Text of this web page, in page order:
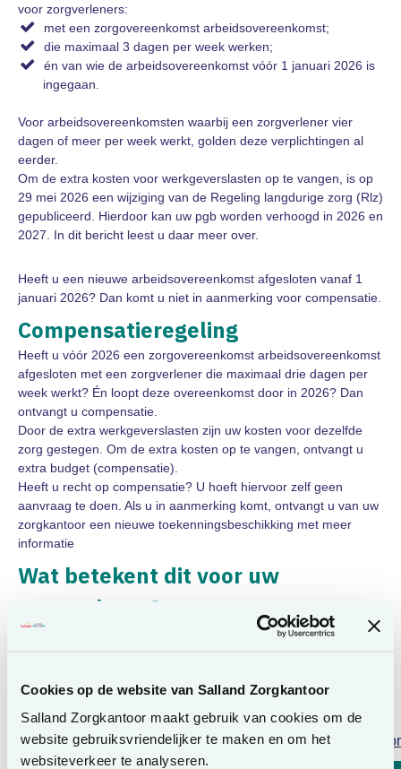
Cookies op de website van Salland Zorgkantoor
Salland Zorgkantoor maakt gebruik van cookies om de
website gebruiksvriendelijker te maken en om het
websiteverkeer te analyseren.
Lees voor
voor zorgverleners:
met een zorgovereenkomst arbeidsovereenkomst;
die maximaal 3 dagen per week werken;
én van wie de arbeidsovereenkomst vóór 1 januari 2026 is
ingegaan.
Voor arbeidsovereenkomsten waarbij een zorgverlener vier
dagen of meer per week werkt, golden deze verplichtingen al
eerder.
Om de extra kosten voor werkgeverslasten op te vangen, is op
29 mei 2026 een wijziging van de Regeling langdurige zorg (Rlz)
gepubliceerd. Hierdoor kan uw pgb worden verhoogd in 2026 en
2027. In dit bericht leest u daar meer over.
Heeft u een nieuwe arbeidsovereenkomst afgesloten vanaf 1
januari 2026? Dan komt u niet in aanmerking voor compensatie.
Compensatieregeling
Heeft u vóór 2026 een zorgovereenkomst arbeidsovereenkomst
afgesloten met een zorgverlener die maximaal drie dagen per
week werkt? Én loopt deze overeenkomst door in 2026? Dan
ontvangt u compensatie.
Door de extra werkgeverslasten zijn uw kosten voor dezelfde
zorg gestegen. Om de extra kosten op te vangen, ontvangt u
extra budget (compensatie).
Heeft u recht op compensatie? U hoeft hiervoor zelf geen
aanvraag te doen. Als u in aanmerking komt, ontvangt u van uw
zorgkantoor een nieuwe toekenningsbeschikking met meer
informatie
Wat betekent dit voor uw
zorgverlener?
De compensatie is bedoeld om ervoor te zorgen dat
verandert niets aan de inhoud van uw zorgovereenkomst.
Hoe bepalen we de hoogte van uw
compensatie?